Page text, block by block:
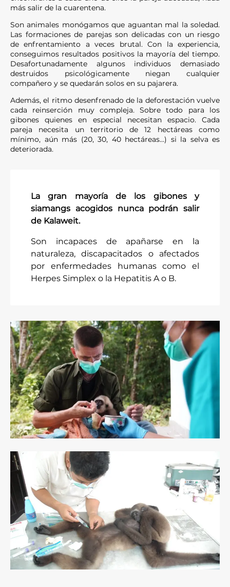
más salir de la cuarentena.
Son animales monógamos que aguantan mal la soledad.
Las formaciones de parejas son delicadas con un riesgo
de enfrentamiento a veces brutal. Con la experiencia,
conseguimos resultados positivos la mayoría del tiempo.
Desafortunadamente algunos individuos demasiado
destruidos psicológicamente niegan cualquier
compañero y se quedarán solos en su pajarera.
Además, el ritmo desenfrenado de la deforestación vuelve
cada reinserción muy compleja. Sobre todo para los
gibones quienes en especial necesitan espacio. Cada
pareja necesita un territorio de 12 hectáreas como
mínimo, aún más (20, 30, 40 hectáreas…) si la selva es
deteriorada.
La gran mayoría de los gibones y
siamangs acogidos nunca podrán salir
de Kalaweit.
Son incapaces de apañarse en la
naturaleza, discapacitados o afectados
por enfermedades humanas como el
Herpes Simplex o la Hepatitis A o B.